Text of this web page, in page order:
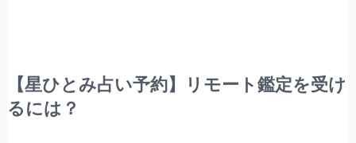
【星ひとみ占い予約】リモート鑑定を受け
るには？